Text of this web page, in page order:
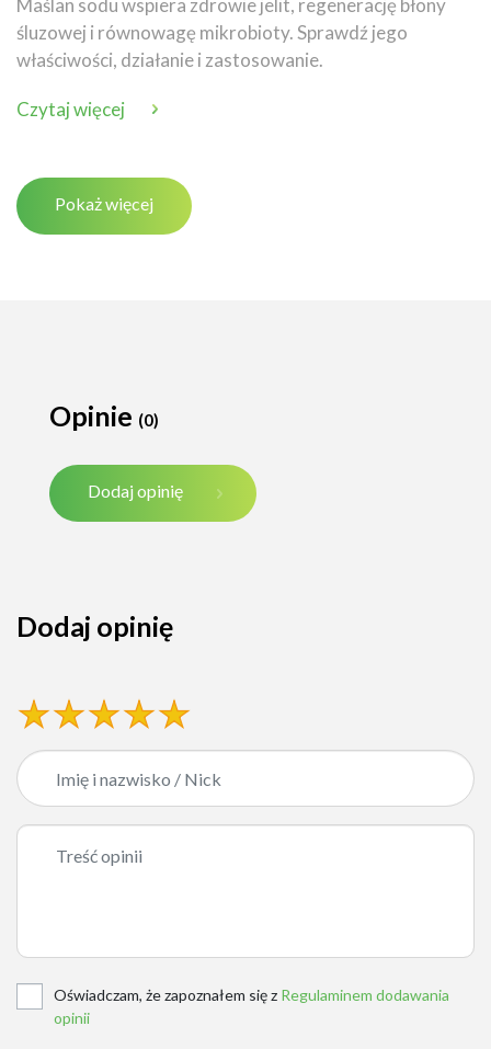
Maślan sodu wspiera zdrowie jelit, regenerację błony
śluzowej i równowagę mikrobioty. Sprawdź jego
właściwości, działanie i zastosowanie.
Czytaj więcej
Pokaż więcej
Opinie (0)
Dodaj opinię
Dodaj opinię
Oświadczam, że zapoznałem się z Regulaminem dodawania
opinii